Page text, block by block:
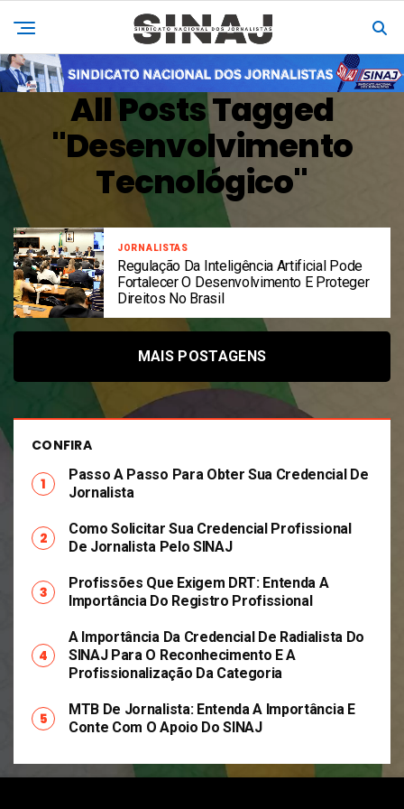
All Posts Tagged
"Desenvolvimento
Tecnológico"
JORNALISTAS
Regulação Da Inteligência Artificial Pode
Fortalecer O Desenvolvimento E Proteger
Direitos No Brasil
MAIS POSTAGENS
CONFIRA
Passo A Passo Para Obter Sua Credencial De
Jornalista
Como Solicitar Sua Credencial Profissional
De Jornalista Pelo SINAJ
Profissões Que Exigem DRT: Entenda A
Importância Do Registro Profissional
A Importância Da Credencial De Radialista Do
SINAJ Para O Reconhecimento E A
Profissionalização Da Categoria
MTB De Jornalista: Entenda A Importância E
Conte Com O Apoio Do SINAJ